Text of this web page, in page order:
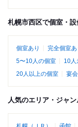
札幌市西区で個室・
個室あり 完全個室あ
5〜10人の個室
10人
20人以上の個室
宴
人気のエリア・ジャン